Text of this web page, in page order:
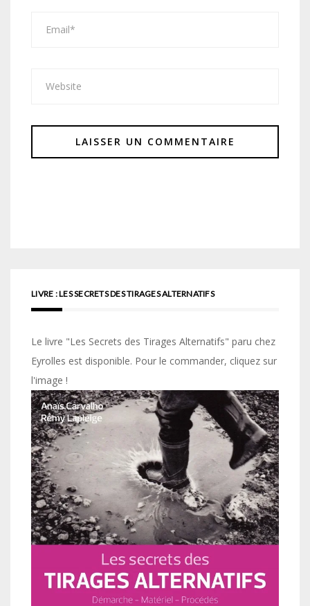
LIVRE : LES SECRETS DES TIRAGES ALTERNATIFS
Le livre "Les Secrets des Tirages Alternatifs" paru chez
Eyrolles est disponible. Pour le commander, cliquez sur
l'image !